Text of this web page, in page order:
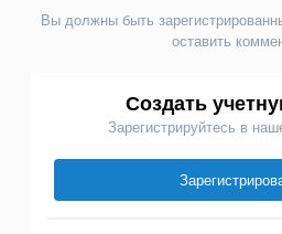
Вы должны быть
оставить
Создать
Зарегистрируйтесь в